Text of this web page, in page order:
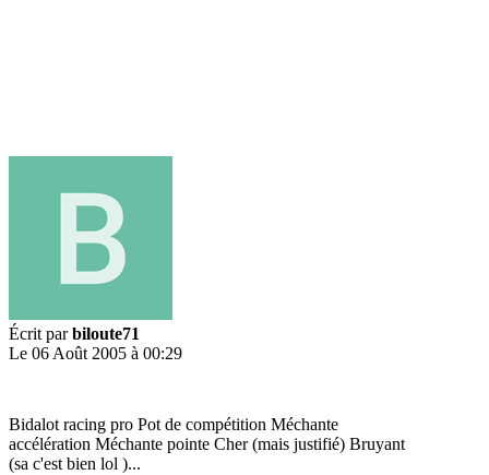
Écrit parbiloute71
Le 06 Août 2005 à 00:29
Bidalot racing pro Pot de compétition Méchante
accélération Méchante pointe Cher (mais justifié) Bruyant
(sa c'est bien lol )...